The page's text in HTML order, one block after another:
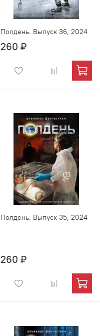
Полдень. Выпуск 36, 2024
260 ₽
Полдень. Выпуск 35, 2024
260 ₽